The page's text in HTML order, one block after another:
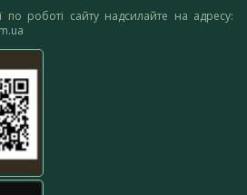
по роботі сайту надсилайте на адресу: